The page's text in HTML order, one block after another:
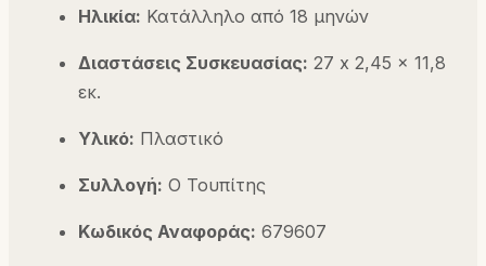
Ηλικία: Κατάλληλο από 18 μηνών
Διαστάσεις Συσκευασίας: 27 x 2,45 x 11,8
εκ.
Υλικό: Πλαστικό
Συλλογή: Ο Τουπίτης
Κωδικός Αναφοράς: 679607